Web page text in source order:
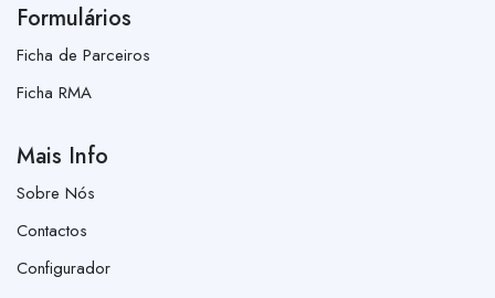
Formulários
Ficha de Parceiros
Ficha RMA
Mais Info
Sobre Nós
Contactos
Configurador